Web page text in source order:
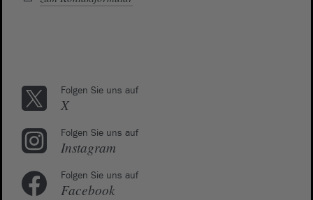
Folgen Sie uns auf
X
Folgen Sie uns auf
Instagram
Folgen Sie uns auf
Facebook